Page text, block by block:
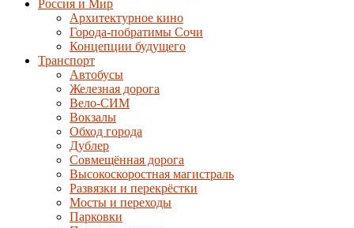
Россия и Мир
Архитектурное кино
Города-побратимы Сочи
Концепции будущего
Транспорт
Автобусы
Железная дорога
Вело-СИМ
Вокзалы
Обход города
Дублер
Совмещённая дорога
Высокоскоростная магистраль
Развязки и перекрёстки
Мосты и переходы
Парковки